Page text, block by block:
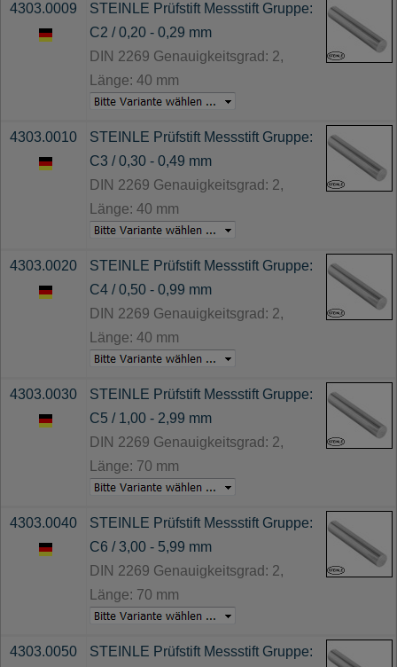
4303.0009
STEINLE Prüfstift Messstift Gruppe:
C2 / 0,20 - 0,29 mm
DIN 2269 Genauigkeitsgrad: 2,
Länge: 40 mm
4303.0010
STEINLE Prüfstift Messstift Gruppe:
C3 / 0,30 - 0,49 mm
DIN 2269 Genauigkeitsgrad: 2,
Länge: 40 mm
4303.0020
STEINLE Prüfstift Messstift Gruppe:
C4 / 0,50 - 0,99 mm
DIN 2269 Genauigkeitsgrad: 2,
Länge: 40 mm
4303.0030
STEINLE Prüfstift Messstift Gruppe:
C5 / 1,00 - 2,99 mm
DIN 2269 Genauigkeitsgrad: 2,
Länge: 70 mm
4303.0040
STEINLE Prüfstift Messstift Gruppe:
C6 / 3,00 - 5,99 mm
DIN 2269 Genauigkeitsgrad: 2,
Länge: 70 mm
4303.0050
STEINLE Prüfstift Messstift Gruppe: